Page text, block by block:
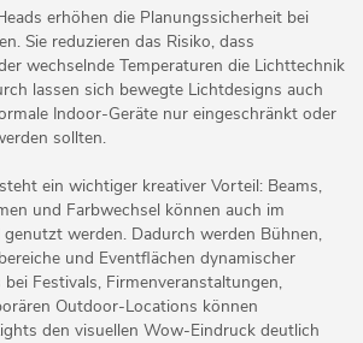
erhöhen die Planungssicherheit bei
Sie reduzieren das Risiko, dass
wechselnde Temperaturen die Lichttechnik
lassen sich bewegte Lichtdesigns auch
Indoor-Geräte nur eingeschränkt oder
sollten.
ein wichtiger kreativer Vorteil: Beams,
und Farbwechsel können auch im
werden. Dadurch werden Bühnen,
und Eventflächen dynamischer
Festivals, Firmenveranstaltungen,
Outdoor-Locations können
den visuellen Wow-Eindruck deutlich